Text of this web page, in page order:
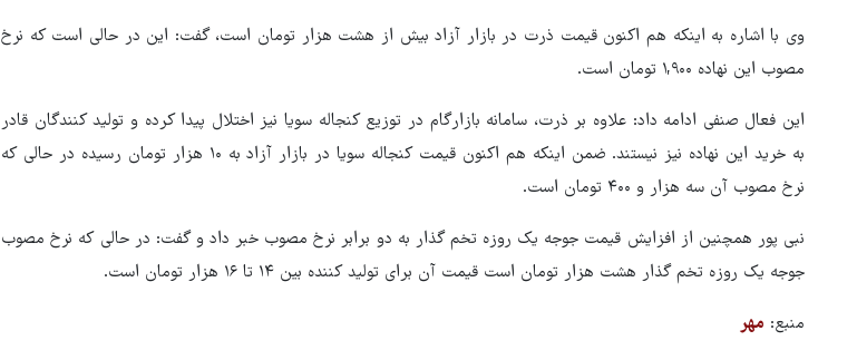
وی با اشاره به اینکه هم اکنون قیمت ذرت در بازار آزاد بیش از هشت هزار تومان است، گفت: این در حالی است که نرخ
مصوب این نهاده ۱,۹۰۰ تومان است.
این فعال صنفی ادامه داد: علاوه بر ذرت، سامانه بازارگام در توزیع کنجاله سویا نیز اختلال پیدا کرده و تولید کنندگان قادر
به خرید این نهاده نیز نیستند. ضمن اینکه هم اکنون قیمت کنجاله سویا در بازار آزاد به ۱۰ هزار تومان رسیده در حالی که
نرخ مصوب آن سه هزار و ۴۰۰ تومان است.
نبی پور همچنین از افزایش قیمت جوجه یک روزه تخم گذار به دو برابر نرخ مصوب خبر داد و گفت: در حالی که نرخ مصوب
جوجه یک روزه تخم گذار هشت هزار تومان است قیمت آن برای تولید کننده بین ۱۴ تا ۱۶ هزار تومان است.
منبع: مهر